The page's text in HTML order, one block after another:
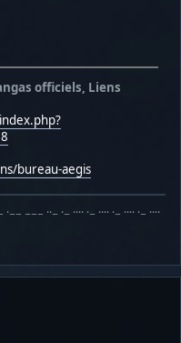
officiels, Liens
bureau-aegis
−−− ··− ·− ···· ·− ···· ·− ···· ·− ····